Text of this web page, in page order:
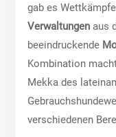
gab es
Verwaltungen aus
beeindruckende
Kombination
Mekka des
verschiedenen